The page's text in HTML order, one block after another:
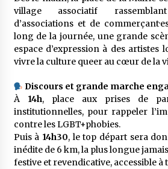
village associatif
d’associations et de
long de la journée, une grande
espace d’expression à des artistes
vivre la culture queer au cœur de la
Discours et grande marche
À 14h, place aux prises de
institutionnelles, pour rappeler
contre les LGBT+phobies.
Puis à 14h30, le top départ sera
inédite de 6 km, la plus longue
festive et revendicative, accessible à